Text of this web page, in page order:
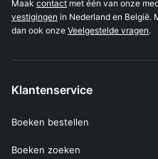
Maak contact met één van onze
vestigingen in Nederland en België.
dan ook onze Veelgestelde vragen.
Klantenservice
Boeken bestellen
Boeken zoeken